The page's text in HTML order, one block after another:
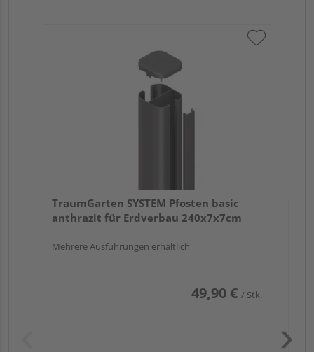
TraumGarten SYSTEM Pfosten basic
anthrazit für Erdverbau 240x7x7cm
Mehrere Ausführungen erhältlich
49,90 € / Stk.